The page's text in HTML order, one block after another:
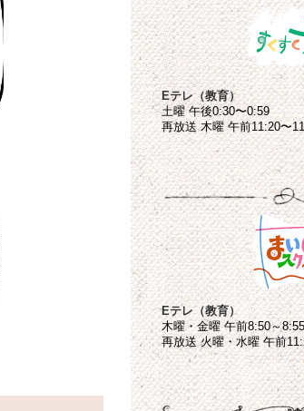
Eテレ（教育）
土曜 午後0:30〜0:59
再放送 木曜 午前11:20〜
Eテレ（教育）
木曜・金曜 午前8:50～8:55
再放送 火曜・水曜 午前